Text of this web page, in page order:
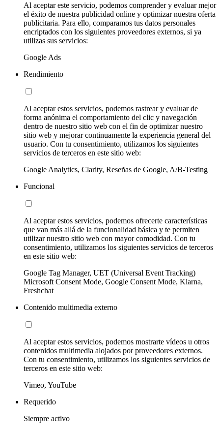
Al aceptar este servicio, podemos comprender y evaluar mejor
el éxito de nuestra publicidad online y optimizar nuestra oferta
publicitaria. Para ello, comparamos tus datos personales
encriptados con los siguientes proveedores externos, si ya
utilizas sus servicios:
Google Ads
Rendimiento
Al aceptar estos servicios, podemos rastrear y evaluar de
forma anónima el comportamiento del clic y navegación
dentro de nuestro sitio web con el fin de optimizar nuestro
sitio web y mejorar continuamente la experiencia general del
usuario. Con tu consentimiento, utilizamos los siguientes
servicios de terceros en este sitio web:
Google Analytics, Clarity, Reseñas de Google, A/B-Testing
Funcional
Al aceptar estos servicios, podemos ofrecerte características
que van más allá de la funcionalidad básica y te permiten
utilizar nuestro sitio web con mayor comodidad. Con tu
consentimiento, utilizamos los siguientes servicios de terceros
en este sitio web:
Google Tag Manager, UET (Universal Event Tracking)
Microsoft Consent Mode, Google Consent Mode, Klarna,
Freshchat
Contenido multimedia externo
Al aceptar estos servicios, podemos mostrarte vídeos u otros
contenidos multimedia alojados por proveedores externos.
Con tu consentimiento, utilizamos los siguientes servicios de
terceros en este sitio web:
Vimeo, YouTube
Requerido
Siempre activo